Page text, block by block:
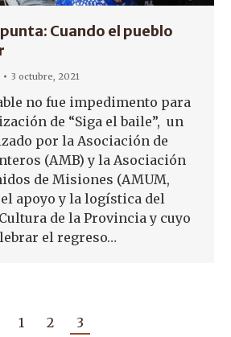
Cuando el pueblo
3 octubre, 2021
no fue impedimento para
de “Siga el baile”, un
por la Asociación de
(AMB) y la Asociación
de Misiones (AMUM,
apoyo y la logística del
de la Provincia y cuyo
el regreso…
1 2 3